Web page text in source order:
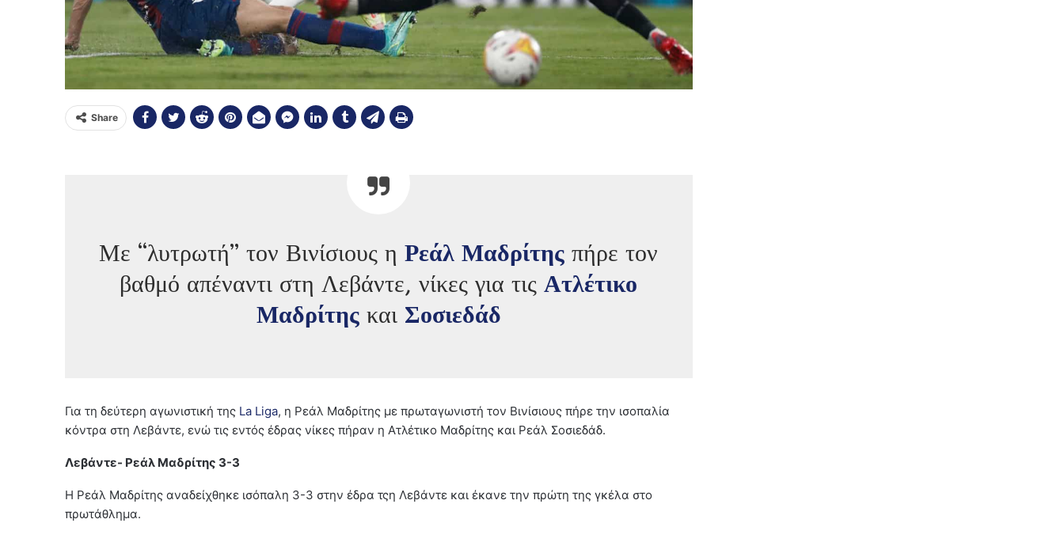
Share
Με “λυτρωτή” τον Βινίσιους η Ρεάλ Μαδρίτης πήρε τον
βαθμό απέναντι στη Λεβάντε, νίκες για τιςΑτλέτικο
Μαδρίτης καιΣοσιεδάδ
Για τη δεύτερη αγωνιστική της La Liga, η Ρεάλ Μαδρίτης με πρωταγωνιστή τον Βινίσιους πήρε την ισοπαλία
κόντρα στη Λεβάντε, ενώ τις εντός έδρας νίκες πήραν η Ατλέτικο Μαδρίτης και Ρεάλ Σοσιεδάδ.
Λεβάντε- Ρεάλ Μαδρίτης 3-3
Η Ρεάλ Μαδρίτης αναδείχθηκε ισόπαλη 3-3 στην έδρα τςη Λεβάντε και έκανε την πρώτη της γκέλα στο
πρωτάθλημα.